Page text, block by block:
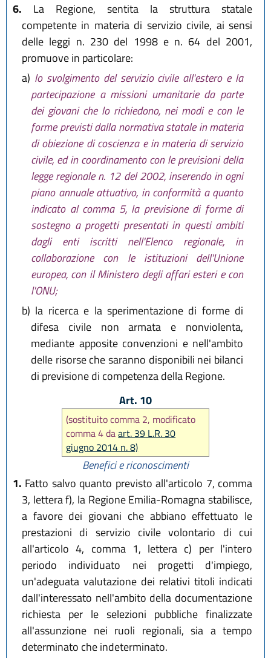
6. La Regione, sentita la struttura statale
competente in materia di servizio civile, ai sensi
delle leggi n. 230 del 1998 e n. 64 del 2001,
promuove in particolare:
a) lo svolgimento del servizio civile all'estero e la
partecipazione a missioni umanitarie da parte
dei giovani che lo richiedono, nei modi e con le
forme previsti dalla normativa statale in materia
di obiezione di coscienza e in materia di servizio
civile, ed in coordinamento con le previsioni della
legge regionale n. 12 del 2002, inserendo in ogni
piano annuale attuativo, in conformità a quanto
indicato al comma 5, la previsione di forme di
sostegno a progetti presentati in questi ambiti
dagli enti iscritti nell'Elenco regionale, in
collaborazione con le istituzioni dell'Unione
europea, con il Ministero degli affari esteri e con
l'ONU;
b) la ricerca e la sperimentazione di forme di
difesa civile non armata e nonviolenta,
mediante apposite convenzioni e nell'ambito
delle risorse che saranno disponibili nei bilanci
di previsione di competenza della Regione.
Art. 10
(sostituito comma 2, modificato
comma 4 daart. 39 L.R. 30
giugno 2014 n. 8)
Benefici e riconoscimenti
1. Fatto salvo quanto previsto all'articolo 7, comma
3, lettera f), la Regione Emilia-Romagna stabilisce,
a favore dei giovani che abbiano effettuato le
prestazioni di servizio civile volontario di cui
all'articolo 4, comma 1, lettera c) per l'intero
periodo individuato nei progetti d'impiego,
un'adeguata valutazione dei relativi titoli indicati
dall'interessato nell'ambito della documentazione
richiesta per le selezioni pubbliche finalizzate
all'assunzione nei ruoli regionali, sia a tempo
determinato che indeterminato.